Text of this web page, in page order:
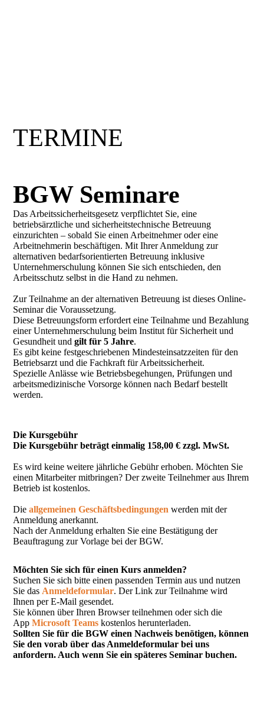
TERMINE
BGW Seminare
Das Arbeitssicherheitsgesetz verpflichtet Sie, eine
betriebsärztliche und sicherheitstechnische Betreuung
einzurichten – sobald Sie einen Arbeitnehmer oder eine
Arbeitnehmerin beschäftigen. Mit Ihrer Anmeldung zur
alternativen bedarfsorientierten Betreuung inklusive
Unternehmerschulung können Sie sich entschieden, den
Arbeitsschutz selbst in die Hand zu nehmen.
Zur Teilnahme an der alternativen Betreuung ist dieses Online-
Seminar die Voraussetzung.
Diese Betreuungsform erfordert eine Teilnahme und Bezahlung
einer Unternehmerschulung beim Institut für Sicherheit und
Gesundheit undgilt für 5 Jahre.
Es gibt keine festgeschriebenen Mindesteinsatzzeiten für den
Betriebsarzt und die Fachkraft für Arbeitssicherheit.
Spezielle Anlässe wie Betriebsbegehungen, Prüfungen und
arbeitsmedizinische Vorsorge können nach Bedarf bestellt
werden.
Die Kursgebühr
Die Kursgebühr beträgt einmalig 158,00 € zzgl. MwSt.
Es wird keine weitere jährliche Gebühr erhoben. Möchten Sie
einen Mitarbeiter mitbringen? Der zweite Teilnehmer aus Ihrem
Betrieb ist kostenlos.
Dieallgemeinen Geschäftsbedingungen werden mit der
Anmeldung anerkannt.
Nach der Anmeldung erhalten Sie eine Bestätigung der
Beauftragung zur Vorlage bei der BGW.
Möchten Sie sich für einen Kurs anmelden?
Suchen Sie sich bitte einen passenden Termin aus und nutzen
Sie das Anmeldeformular. Der Link zur Teilnahme wird
Ihnen per E-Mail gesendet.
Sie können über Ihren Browser teilnehmen oder sich die
AppMicrosoft Teams kostenlos herunterladen.
Sollten Sie für die BGW einen Nachweis benötigen, können
Sie den vorab über das Anmeldeformular bei uns
anfordern. Auch wenn Sie ein späteres Seminar buchen.